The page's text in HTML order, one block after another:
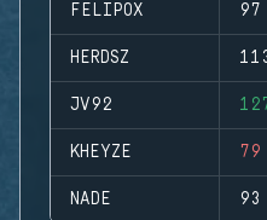
FELIPOX 97
HERDSZ
JV92
KHEYZE 79
NADE 93